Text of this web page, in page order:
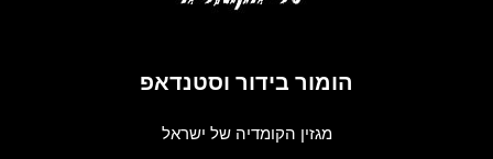
הומור בידור וסטנדאפ
מגזין הקומדיה של ישראל